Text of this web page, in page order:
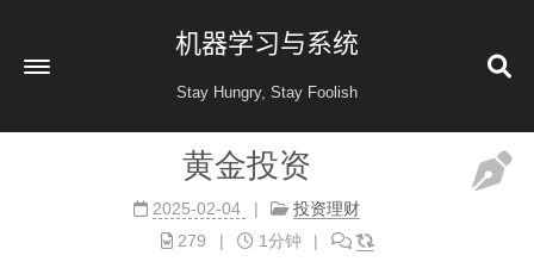
机器学习与系统
Stay Hungry, Stay Foolish
黄金投资
2025-02-04
投资理财
279
1分钟